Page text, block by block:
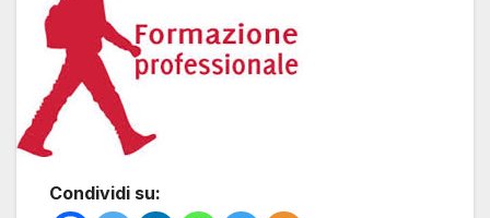
Condividi su: